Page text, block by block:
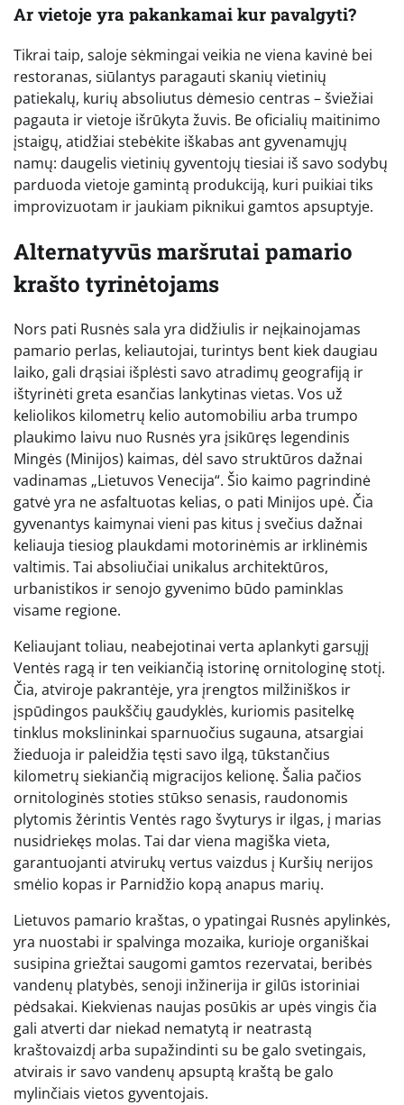
Ar vietoje yra pakankamai kur pavalgyti?
Tikrai taip, saloje sėkmingai veikia ne viena kavinė bei
restoranas, siūlantys paragauti skanių vietinių
patiekalų, kurių absoliutus dėmesio centras – šviežiai
pagauta ir vietoje išrūkyta žuvis. Be oficialių maitinimo
įstaigų, atidžiai stebėkite iškabas ant gyvenamųjų
namų: daugelis vietinių gyventojų tiesiai iš savo sodybų
parduoda vietoje gamintą produkciją, kuri puikiai tiks
improvizuotam ir jaukiam piknikui gamtos apsuptyje.
Alternatyvūs maršrutai pamario
krašto tyrinėtojams
Nors pati Rusnės sala yra didžiulis ir neįkainojamas
pamario perlas, keliautojai, turintys bent kiek daugiau
laiko, gali drąsiai išplėsti savo atradimų geografiją ir
ištyrinėti greta esančias lankytinas vietas. Vos už
keliolikos kilometrų kelio automobiliu arba trumpo
plaukimo laivu nuo Rusnės yra įsikūręs legendinis
Mingės (Minijos) kaimas, dėl savo struktūros dažnai
vadinamas „Lietuvos Venecija“. Šio kaimo pagrindinė
gatvė yra ne asfaltuotas kelias, o pati Minijos upė. Čia
gyvenantys kaimynai vieni pas kitus į svečius dažnai
keliauja tiesiog plaukdami motorinėmis ar irklinėmis
valtimis. Tai absoliučiai unikalus architektūros,
urbanistikos ir senojo gyvenimo būdo paminklas
visame regione.
Keliaujant toliau, neabejotinai verta aplankyti garsųjį
Ventės ragą ir ten veikiančią istorinę ornitologinę stotį.
Čia, atviroje pakrantėje, yra įrengtos milžiniškos ir
įspūdingos paukščių gaudyklės, kuriomis pasitelkę
tinklus mokslininkai sparnuočius sugauna, atsargiai
žieduoja ir paleidžia tęsti savo ilgą, tūkstančius
kilometrų siekiančią migracijos kelionę. Šalia pačios
ornitologinės stoties stūkso senasis, raudonomis
plytomis žėrintis Ventės rago švyturys ir ilgas, į marias
nusidriekęs molas. Tai dar viena magiška vieta,
garantuojanti atvirukų vertus vaizdus į Kuršių nerijos
smėlio kopas ir Parnidžio kopą anapus marių.
Lietuvos pamario kraštas, o ypatingai Rusnės apylinkės,
yra nuostabi ir spalvinga mozaika, kurioje organiškai
susipina griežtai saugomi gamtos rezervatai, beribės
vandenų platybės, senoji inžinerija ir gilūs istoriniai
pėdsakai. Kiekvienas naujas posūkis ar upės vingis čia
gali atverti dar niekad nematytą ir neatrastą
kraštovaizdį arba supažindinti su be galo svetingais,
atvirais ir savo vandenų apsuptą kraštą be galo
mylinčiais vietos gyventojais.